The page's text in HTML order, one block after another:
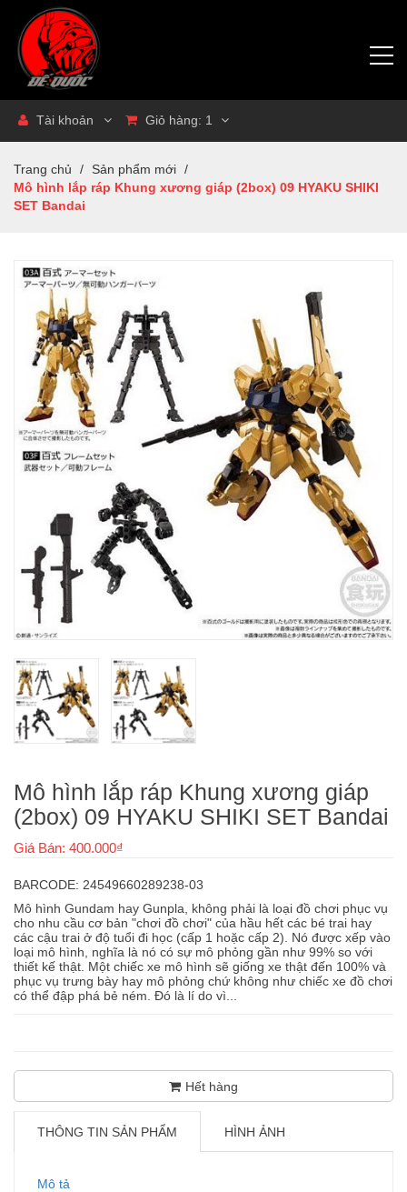
Tài khoản Giỏ hàng: 1
Trang chủ / Sản phẩm mới /
Mô hình lắp ráp Khung xương giáp (2box) 09 HYAKU SHIKI
SET Bandai
Mô hình lắp ráp Khung xương giáp
(2box) 09 HYAKU SHIKI SET Bandai
Giá Bán: 400.000₫
BARCODE: 24549660289238-03
Mô hình Gundam hay Gunpla, không phải là loại đồ chơi phục vụ
cho nhu cầu cơ bản "chơi đồ chơi" của hầu hết các bé trai hay
các cậu trai ở độ tuổi đi học (cấp 1 hoặc cấp 2). Nó được xếp vào
loại mô hình, nghĩa là nó có sự mô phỏng gần như 99% so với
thiết kế thật. Một chiếc xe mô hình sẽ giống xe thật đến 100% và
phục vụ trưng bày hay mô phỏng chứ không như chiếc xe đồ chơi
có thể đập phá bẻ ném. Đó là lí do vì...
Hết hàng
THÔNG TIN SẢN PHẨM HÌNH ẢNH
Mô tả